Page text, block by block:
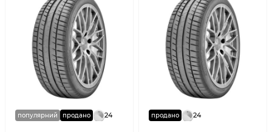
популярний продано 24 продано 24